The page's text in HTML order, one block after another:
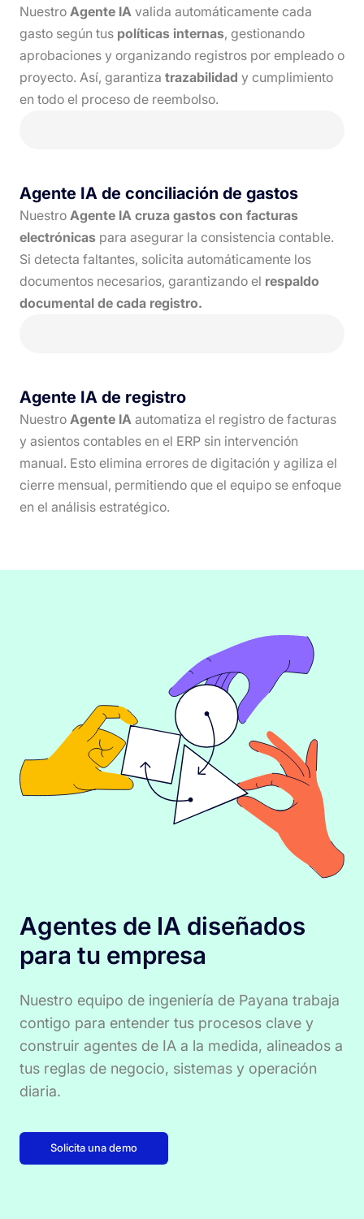
Nuestro Agente IA valida automáticamente cada
gasto según tus políticas internas, gestionando
aprobaciones y organizando registros por empleado o
proyecto. Así, garantiza trazabilidad y cumplimiento
en todo el proceso de reembolso.
Agente IA de conciliación de gastos
Nuestro Agente IA cruza gastos con facturas
electrónicas para asegurar la consistencia contable.
Si detecta faltantes, solicita automáticamente los
documentos necesarios, garantizando el respaldo
documental de cada registro.
Agente IA de registro
Nuestro Agente IA automatiza el registro de facturas
y asientos contables en el ERP sin intervención
manual. Esto elimina errores de digitación y agiliza el
cierre mensual, permitiendo que el equipo se enfoque
en el análisis estratégico.
Agentes de IA diseñados
para tu empresa
Nuestro equipo de ingeniería de Payana trabaja
contigo para entender tus procesos clave y
construir agentes de IA a la medida, alineados a
tus reglas de negocio, sistemas y operación
diaria.
Solicita una demo